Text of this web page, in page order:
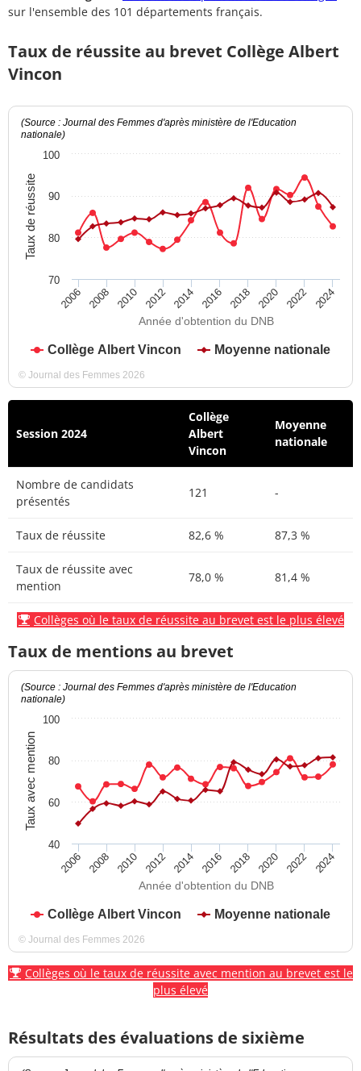
sur l'ensemble des 101 départements français.
Taux de réussite au brevet Collège Albert
Vincon
Année d'obtention du DNB
Taux de réussite
(Source : Journal des Femmes d'après ministère de l'Education
nationale)
Collège Albert Vincon Moyenne nationale
2006 2008 2010 2012 2014 2016 2018 2020 2022 2024
70
80
90
100
© Journal des Femmes 2026
Session 2024
Collège
Albert
Vincon
Moyenne
nationale
Nombre de candidats
présentés
121 -
Taux de réussite 82,6 % 87,3 %
Taux de réussite avec
mention
78,0 % 81,4 %
Collèges où le taux de réussite au brevet est le plus élevé
Taux de mentions au brevet
Année d'obtention du DNB
Taux avec mention
(Source : Journal des Femmes d'après ministère de l'Education
nationale)
Collège Albert Vincon Moyenne nationale
2006 2008 2010 2012 2014 2016 2018 2020 2022 2024
40
60
80
100
© Journal des Femmes 2026
Collèges où le taux de réussite avec mention au brevet est le
plus élevé
Résultats des évaluations de sixième